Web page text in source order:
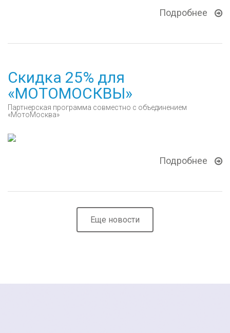
Подробнее
Скидка 25% для
«МОТОМОСКВЫ»
Партнерская программа совместно с объединением
«МотоМосква»
Подробнее
Еще новости